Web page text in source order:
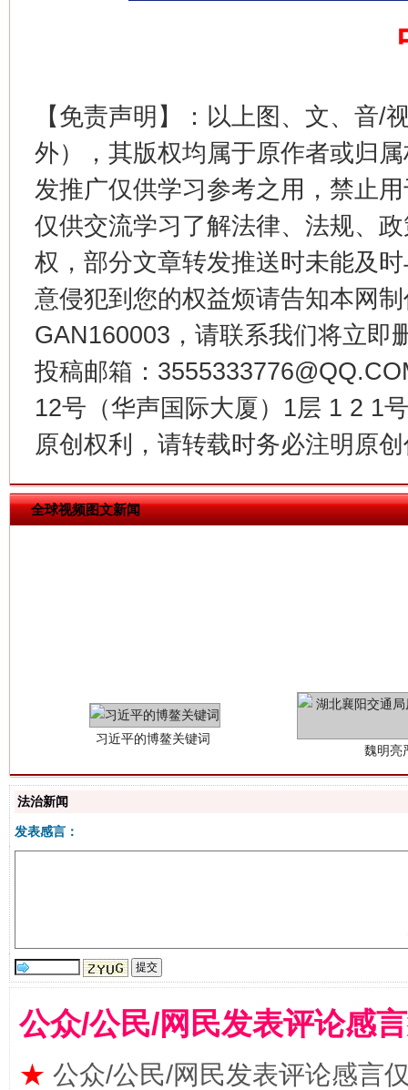
【免责声明】：以上图、文、音/
外），其版权均属于原作者或归
发推广仅供学习参考之用，禁止
仅供交流学习了解法律、法规、
权，部分文章转发推送时未能及
意侵犯到您的权益烦请告知本网
GAN160003，请联系我们将立即
投稿邮箱：
12号（华声国际大厦）1层 1 2 1
原创权利，请转载时务必注明原
全球视频图文新闻
这是一记警钟！ 谢
在谋一域中谋全局
法治新闻
发表感言：
公众/公民/网民发表评论感
★ 公众/公民/网民发表评论感言